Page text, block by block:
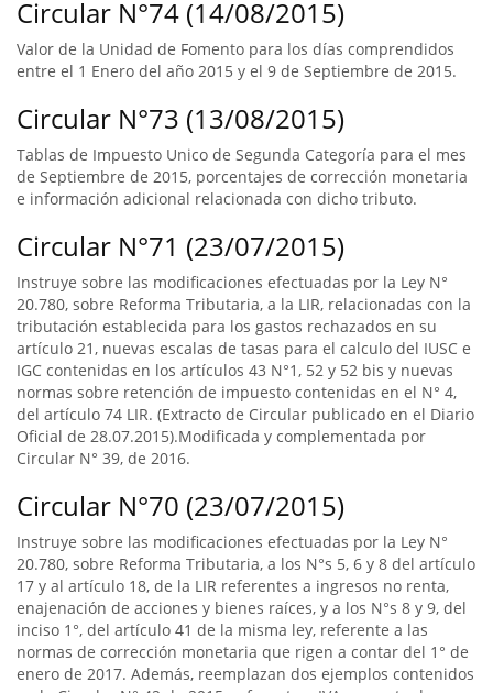
Circular N°74 (14/08/2015)
Valor de la Unidad de Fomento para los días comprendidos
entre el 1 Enero del año 2015 y el 9 de Septiembre de 2015.
Circular N°73 (13/08/2015)
Tablas de Impuesto Unico de Segunda Categoría para el mes
de Septiembre de 2015, porcentajes de corrección monetaria
e información adicional relacionada con dicho tributo.
Circular N°71 (23/07/2015)
Instruye sobre las modificaciones efectuadas por la Ley N°
20.780, sobre Reforma Tributaria, a la LIR, relacionadas con la
tributación establecida para los gastos rechazados en su
artículo 21, nuevas escalas de tasas para el calculo del IUSC e
IGC contenidas en los artículos 43 N°1, 52 y 52 bis y nuevas
normas sobre retención de impuesto contenidas en el N° 4,
del artículo 74 LIR. (Extracto de Circular publicado en el Diario
Oficial de 28.07.2015).Modificada y complementada por
Circular N° 39, de 2016.
Circular N°70 (23/07/2015)
Instruye sobre las modificaciones efectuadas por la Ley N°
20.780, sobre Reforma Tributaria, a los N°s 5, 6 y 8 del artículo
17 y al artículo 18, de la LIR referentes a ingresos no renta,
enajenación de acciones y bienes raíces, y a los N°s 8 y 9, del
inciso 1°, del artículo 41 de la misma ley, referente a las
normas de corrección monetaria que rigen a contar del 1° de
enero de 2017. Además, reemplazan dos ejemplos contenidos